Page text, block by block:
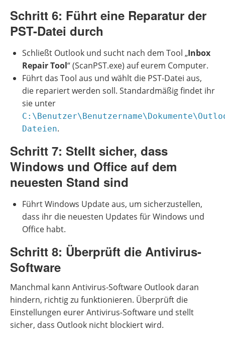
Schritt 6: Führt eine Reparatur der
PST-Datei durch
Schließt Outlook und sucht nach dem Tool „Inbox
Repair Tool“ (ScanPST.exe) auf eurem Computer.
Führt das Tool aus und wählt die PST-Datei aus,
die repariert werden soll. Standardmäßig findet ihr
sie unter
Dateien.
Schritt 7: Stellt sicher, dass
Windows und Office auf dem
neuesten Stand sind
Führt Windows Update aus, um sicherzustellen,
dass ihr die neuesten Updates für Windows und
Office habt.
Schritt 8: Überprüft die Antivirus-
Software
Manchmal kann Antivirus-Software Outlook daran
hindern, richtig zu funktionieren. Überprüft die
Einstellungen eurer Antivirus-Software und stellt
sicher, dass Outlook nicht blockiert wird.